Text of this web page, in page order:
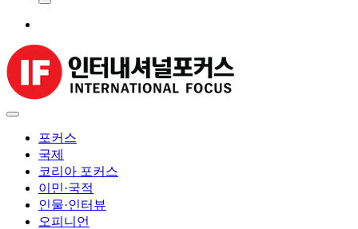
포커스
국제
코리아 포커스
이민·국적
인물·인터뷰
오피니언